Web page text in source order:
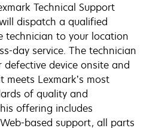
Technical Support
dispatch a qualified
technician to your location
day service. The technician
defective device onsite and
meets Lexmark’s most
of quality and
offering includes
based support, all parts